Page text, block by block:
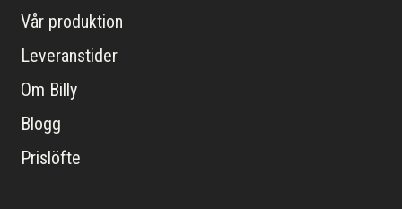
Vår produktion
Leveranstider
Om Billy
Blogg
Prislöfte